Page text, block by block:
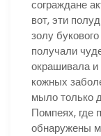
сограждане
вот, эти
золу
получали
окрашивала
кожных
мыло только
Помпеях, где
обнаружены